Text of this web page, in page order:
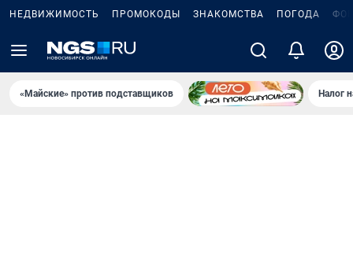
НЕДВИЖИМОСТЬ ПРОМОКОДЫ ЗНАКОМСТВА ПОГОДА
«Майские» против подставщиков Налог